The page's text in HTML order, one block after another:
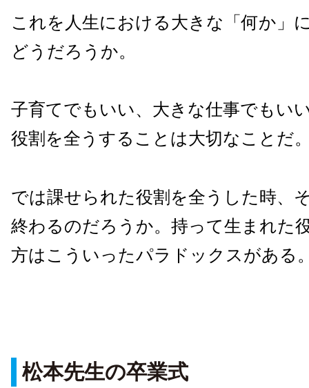
これを人生における大きな「何か」
どうだろうか。
子育てでもいい、大きな仕事でもい
役割を全うすることは大切なことだ
では課せられた役割を全うした時、
終わるのだろうか。持って生まれた
方はこういったパラドックスがある
松本先生の卒業式